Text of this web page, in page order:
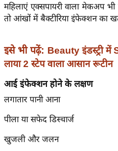
महिलाएं एक्सपायरी वाला मेकअप
तो आंखों में बैक्टीरिया इंफेक्शन का
इसे भी पढ़ें: Beauty इंडस्ट्री
लाया 2 स्टेप वाला आसान रूटीन
आई इंफेक्शन होने के लक्षण
लगातार पानी आना
पीला या सफेद डिस्चार्ज
खुजली और जलन